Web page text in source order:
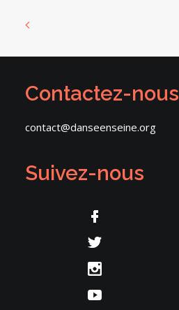
Contactez-nous
contact@danseenseine.org
Suivez-nous